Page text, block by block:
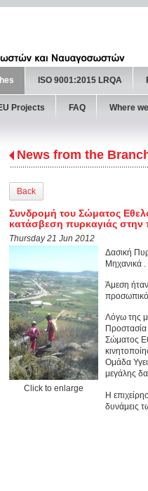
ISO 9001:2015 LRQA
Projects FAQ Where
News from the
Back
Συνδρομή του Σώματος
κατάσβεση πυρκαγιάς στην
Thursday 21 Jun 2012
Click to enlarge
Δασική
Μηχανικά .
Άμεση
Λόγω της
Προστασία
Σώματος
Ομάδα
μεγάλης
Η
δυνάμεις